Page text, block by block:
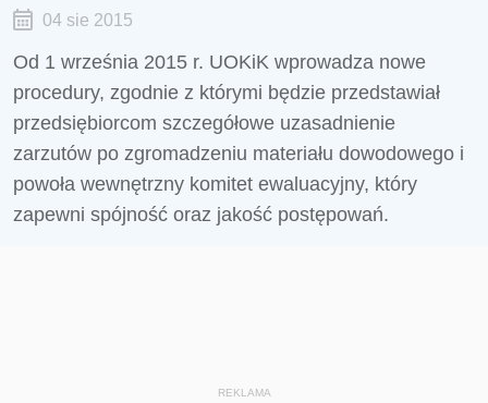
04 sie 2015
Od 1 września 2015 r. UOKiK wprowadza nowe
procedury, zgodnie z którymi będzie przedstawiał
przedsiębiorcom szczegółowe uzasadnienie
zarzutów po zgromadzeniu materiału dowodowego i
powoła wewnętrzny komitet ewaluacyjny, który
zapewni spójność oraz jakość postępowań.
REKLAMA